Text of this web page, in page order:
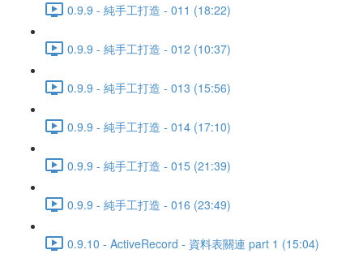
0.9.9 - 純手工打造 - 011 (18:22)
0.9.9 - 純手工打造 - 012 (10:37)
0.9.9 - 純手工打造 - 013 (15:56)
0.9.9 - 純手工打造 - 014 (17:10)
0.9.9 - 純手工打造 - 015 (21:39)
0.9.9 - 純手工打造 - 016 (23:49)
0.9.10 - ActiveRecord - 資料表關連 part 1 (15:04)